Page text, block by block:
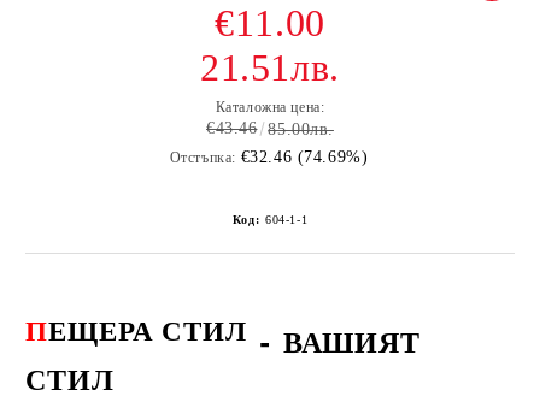
€11.00
21.51лв.
Каталожна цена:
€43.46 85.00лв.
Отстъпка: €32.46 (74.69%)
Код: 604-1-1
ПЕЩЕРА СТИЛ - ВАШИЯТ
СТИЛ